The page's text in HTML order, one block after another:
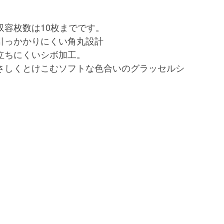
枚数は10枚までです。
っかかりにくい角丸設計
にくいシボ加工。
くとけこむソフトな色合いのグラッセルシ